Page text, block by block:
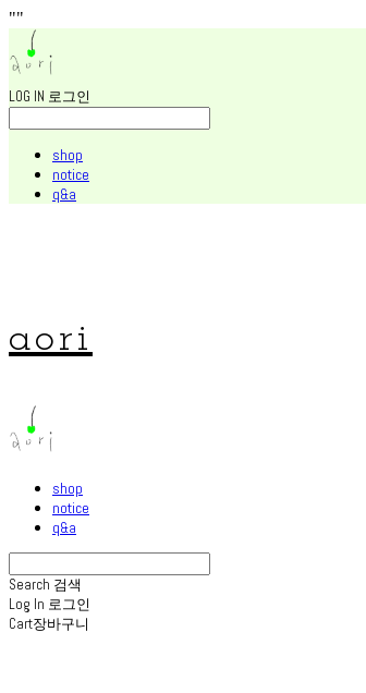
""
LOG IN 로그인
shop
notice
q&a
aori
shop
notice
q&a
Search 검색
Log In 로그인
Cart장바구니